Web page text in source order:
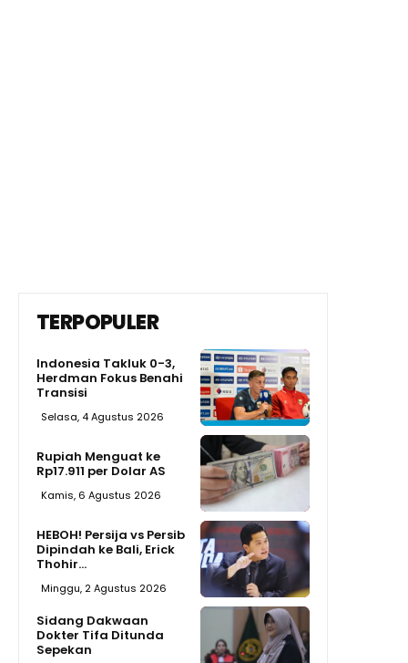
TERPOPULER
Indonesia Takluk 0-3,
Herdman Fokus Benahi
Transisi
Selasa, 4 Agustus 2026
Rupiah Menguat ke
Rp17.911 per Dolar AS
Kamis, 6 Agustus 2026
HEBOH! Persija vs Persib
Dipindah ke Bali, Erick
Thohir...
Minggu, 2 Agustus 2026
Sidang Dakwaan
Dokter Tifa Ditunda
Sepekan